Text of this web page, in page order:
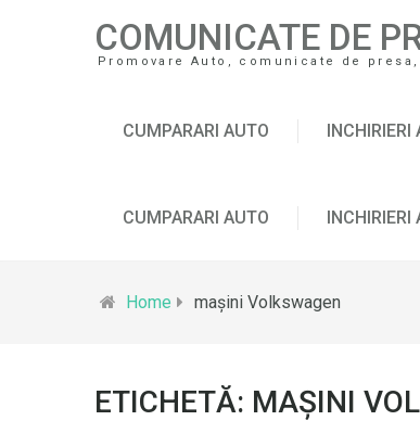
COMUNICATE DE
Promovare Auto, comunicate de
CUMPARARI AUTO INCHIRIERI
CUMPARARI AUTO INCHIRIERI
Home mașini Volkswagen
ETICHETĂ: MAȘINI